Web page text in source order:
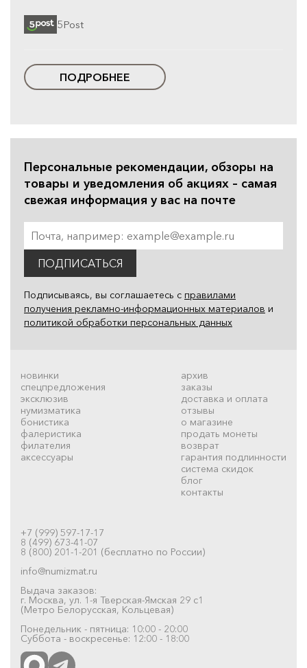
5Post
ПОДРОБНЕЕ
Персональные рекомендации, обзоры на
товары и уведомления об акциях – самая
свежая информация у вас на почте
ПОДПИСАТЬСЯ
Подписываясь, вы соглашаетесь с правилами
получения рекламно-информационных материалов и
политикой обработки персональных данных
новинки
спецпредложения
эксклюзив
нумизматика
бонистика
фалеристика
филателия
аксессуары
архив
заказы
доставка и оплата
отзывы
о магазине
продать монеты
возврат
гарантия подлинности
система скидок
блог
контакты
+7 (999) 597-17-17
8 (499) 673-41-07
8 (800) 201-1-201 (бесплатно по России)
info@numizmat.ru
Выдача заказов:
г. Москва, ул. 1-я Тверская-Ямская 29 с1
(Метро Белорусская, Кольцевая)
Понедельник - пятница: 10:00 - 20:00
Суббота - воскресенье: 12:00 - 18:00